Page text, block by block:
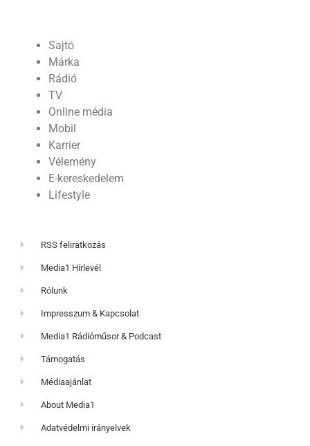
Sajtó
Márka
Rádió
TV
Online média
Mobil
Karrier
Vélemény
E-kereskedelem
Lifestyle
RSS feliratkozás
Media1 Hírlevél
Rólunk
Impresszum & Kapcsolat
Media1 Rádióműsor & Podcast
Támogatás
Médiaajánlat
About Media1
Adatvédelmi irányelvek